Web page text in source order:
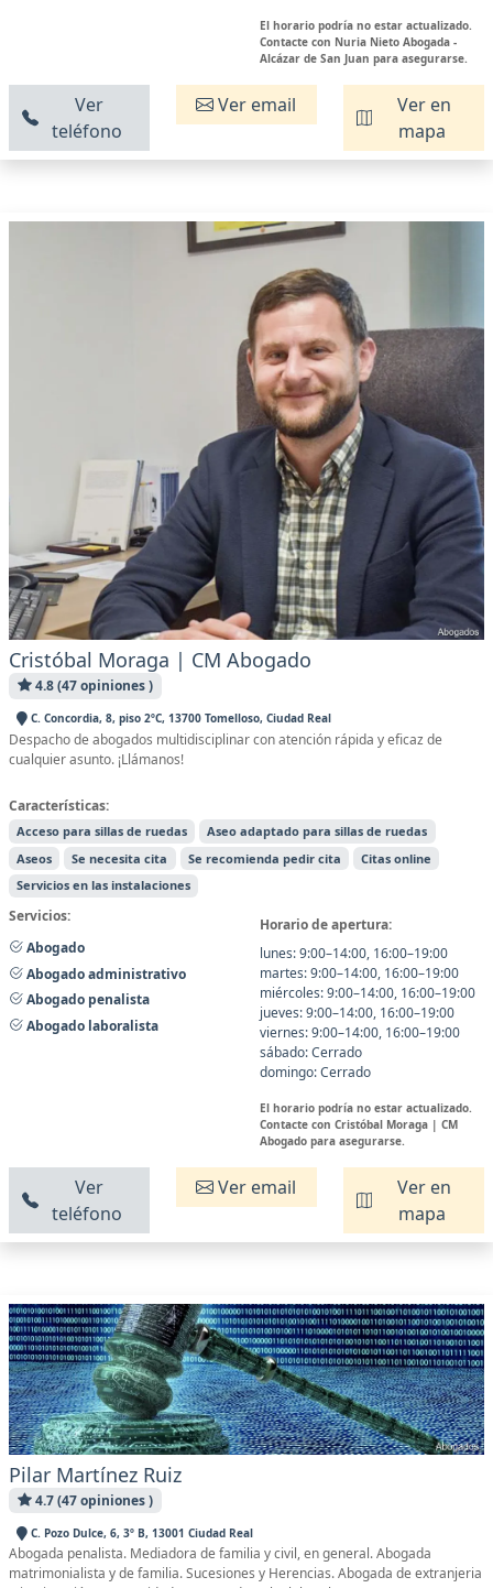
El horario podría no estar actualizado.
Contacte con Nuria Nieto Abogada -
Alcázar de San Juan para asegurarse.
Ver
teléfono
Ver email
Ver en
mapa
Cristóbal Moraga | CM Abogado
4.8 (47 opiniones )
C. Concordia, 8, piso 2ºC, 13700 Tomelloso, Ciudad Real
Despacho de abogados multidisciplinar con atención rápida y eficaz de
cualquier asunto. ¡Llámanos!
Características:
Acceso para sillas de ruedas
Aseo adaptado para sillas de ruedas
Aseos
Se necesita cita Se recomienda pedir cita
Citas online
Servicios en las instalaciones
Servicios:
Abogado
Abogado administrativo
Abogado penalista
Abogado laboralista
Horario de apertura:
lunes: 9:00–14:00, 16:00–19:00
martes: 9:00–14:00, 16:00–19:00
miércoles: 9:00–14:00, 16:00–19:00
jueves: 9:00–14:00, 16:00–19:00
viernes: 9:00–14:00, 16:00–19:00
sábado: Cerrado
domingo: Cerrado
El horario podría no estar actualizado.
Contacte con Cristóbal Moraga | CM
Abogado para asegurarse.
Ver
teléfono
Ver email
Ver en
mapa
Pilar Martínez Ruiz
4.7 (47 opiniones )
C. Pozo Dulce, 6, 3º B, 13001 Ciudad Real
Abogada penalista. Mediadora de familia y civil, en general. Abogada
matrimonialista y de familia. Sucesiones y Herencias. Abogada de extranjeria